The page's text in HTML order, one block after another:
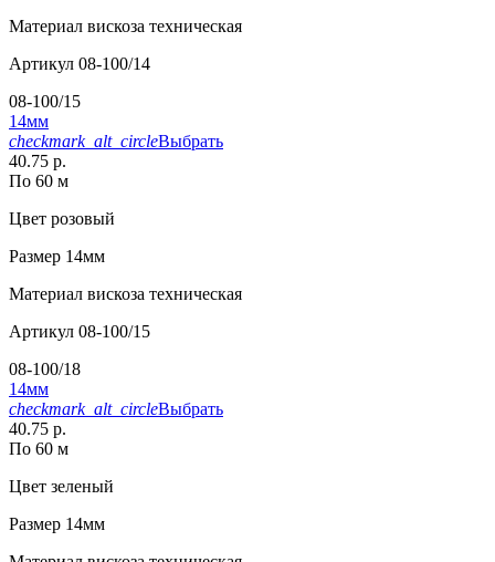
Материал вискоза техническая
Артикул 08-100/14
08-100/15
14мм
checkmark_alt_circleВыбрать
40.75 р.
По 60 м
Цвет розовый
Размер 14мм
Материал вискоза техническая
Артикул 08-100/15
08-100/18
14мм
checkmark_alt_circleВыбрать
40.75 р.
По 60 м
Цвет зеленый
Размер 14мм